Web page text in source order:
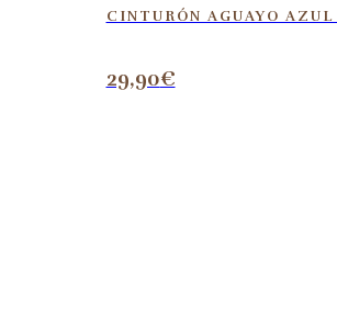
CINTURÓN AGUAYO AZUL
29,90€